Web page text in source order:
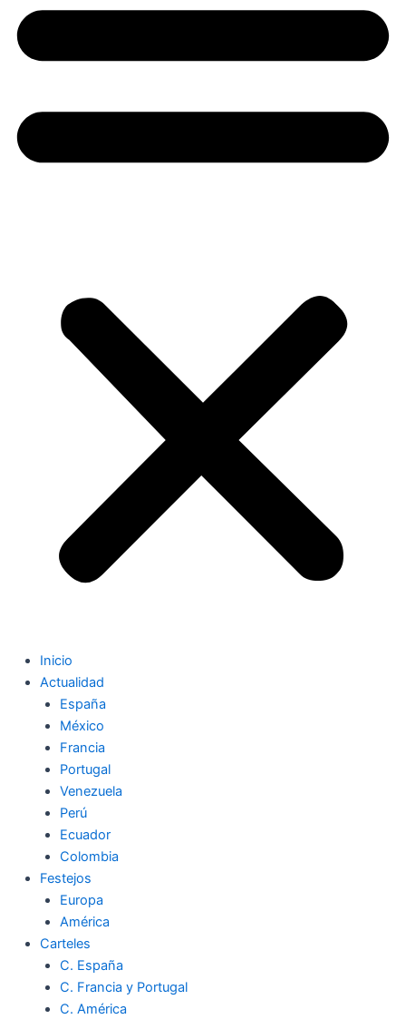
Inicio
Actualidad
España
México
Francia
Portugal
Venezuela
Perú
Ecuador
Colombia
Festejos
Europa
América
Carteles
C. España
C. Francia y Portugal
C. América